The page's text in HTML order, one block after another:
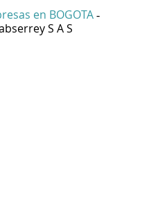
en BOGOTA -
S A S